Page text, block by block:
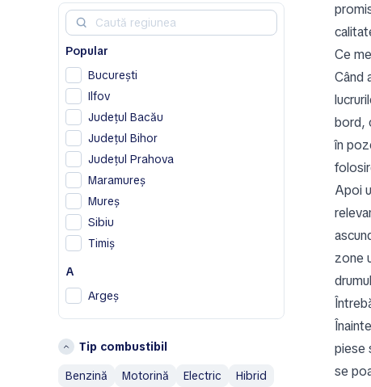
Chevrolet
Chrysler
Citroen
Cupra
D
Dodge
DS
Ferrari
Fiat
G
Genesis
H
Honda
Hummer
Popular
București
Ilfov
Județul Bacău
Județul Bihor
Județul Prahova
Maramureș
Mureș
Sibiu
Timiș
A
Argeș
B
Bistrița-Năsăud
Brașov
Tip combustibil
Benzină
Motorină Electric Hibrid
Ce
Când
bord,
în
Apoi
zone
piese
se